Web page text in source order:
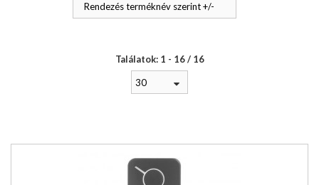
Rendezés terméknév szerint +/-
Találatok: 1 - 16 / 16
30